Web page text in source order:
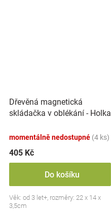
Dřevěná magnetická
skládačka v oblékání - Holka
momentálně nedostupné (4 ks)
405 Kč
Do košíku
Věk: od 3 let+, rozměry: 22 x 14 x
3,5cm